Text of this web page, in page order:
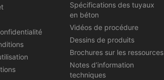
Spécifications des tuyaux
en béton
Vidéos de procédure
Dessins de produits
Brochures sur les ressources
Notes d’information
techniques